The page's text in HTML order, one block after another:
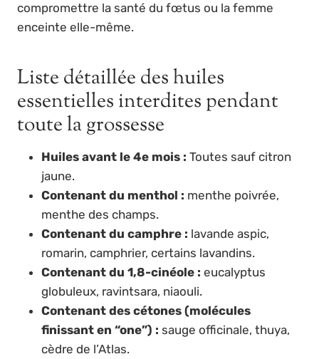
compromettre la santé du fœtus ou la femme
enceinte elle-même.
Liste détaillée des huiles
essentielles interdites pendant
toute la grossesse
Huiles avant le 4e mois : Toutes sauf citron
jaune.
Contenant du menthol : menthe poivrée,
menthe des champs.
Contenant du camphre : lavande aspic,
romarin, camphrier, certains lavandins.
Contenant du 1,8-cinéole : eucalyptus
globuleux, ravintsara, niaouli.
Contenant des cétones (molécules
finissant en “one”) : sauge officinale, thuya,
cèdre de l’Atlas.